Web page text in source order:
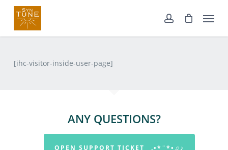
main
account
Menu
[ihc-visitor-inside-user-page]
ANY QUESTIONS?
OPEN SUPPORT TICKET ¸¸.•*¨*•♫♪